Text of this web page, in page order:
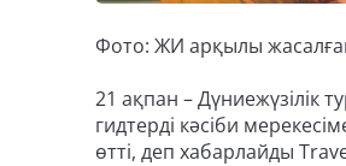
Фото: ЖИ арқылы
21 ақпан – Дүниежүзілік
гидтерді кәсіби
өтті, деп хабарлайды